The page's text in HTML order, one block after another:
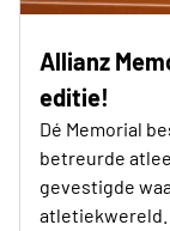
Allianz
editie!
Dé Memorial
betreurde
gevestigde
atletiekwereld.